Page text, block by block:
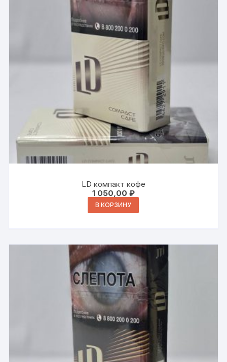
LD компакт кофе
1 050,00 ₽
В КОРЗИНУ